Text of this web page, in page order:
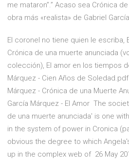
me mataron”.” Acaso sea Crónica
obra más «realista» de Gabriel García
El coronel no tiene quien le escriba,
Crónica de una muerte anunciada
colección), El amor en los tiempos
Márquez - Cien Años de
Márquez - Crónica de una Muerte
García Márquez - El Amor The
de una muerte anunciada' is one
in the system of power in Cronica
obvious the degree to which
up in the complex web of 26 May